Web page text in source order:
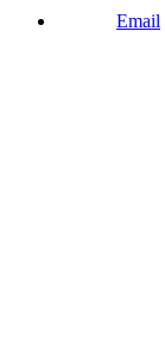
Email